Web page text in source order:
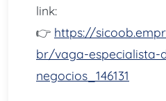
link:
👉 https://
br/vaga-especialista-
negocios_146131